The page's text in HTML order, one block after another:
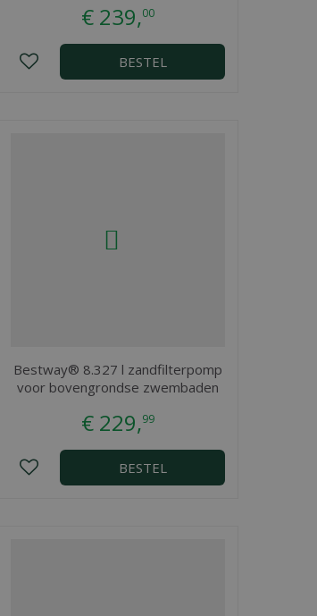
€ 239,00
BESTEL
Bestway® 8.327 l zandfilterpomp
voor bovengrondse zwembaden
€ 229,99
BESTEL